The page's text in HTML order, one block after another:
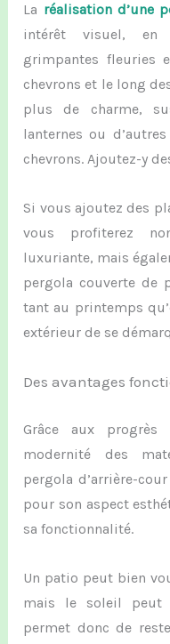
La réalisation d’une
intérêt visuel, en
grimpantes fleuries
chevrons et le long
plus de charme,
lanternes ou
chevrons.Ajoutez-y
Si vous ajoutez des
vous profiterez
luxuriante, mais
pergola couverte de
tant au printemps
extérieur de se
Des avantages
Grâce aux
modernité des
pergola d’arrière-
pour son aspect
sa fonctionnalité.
Un patio peut bien
mais le soleil peut
permet donc de